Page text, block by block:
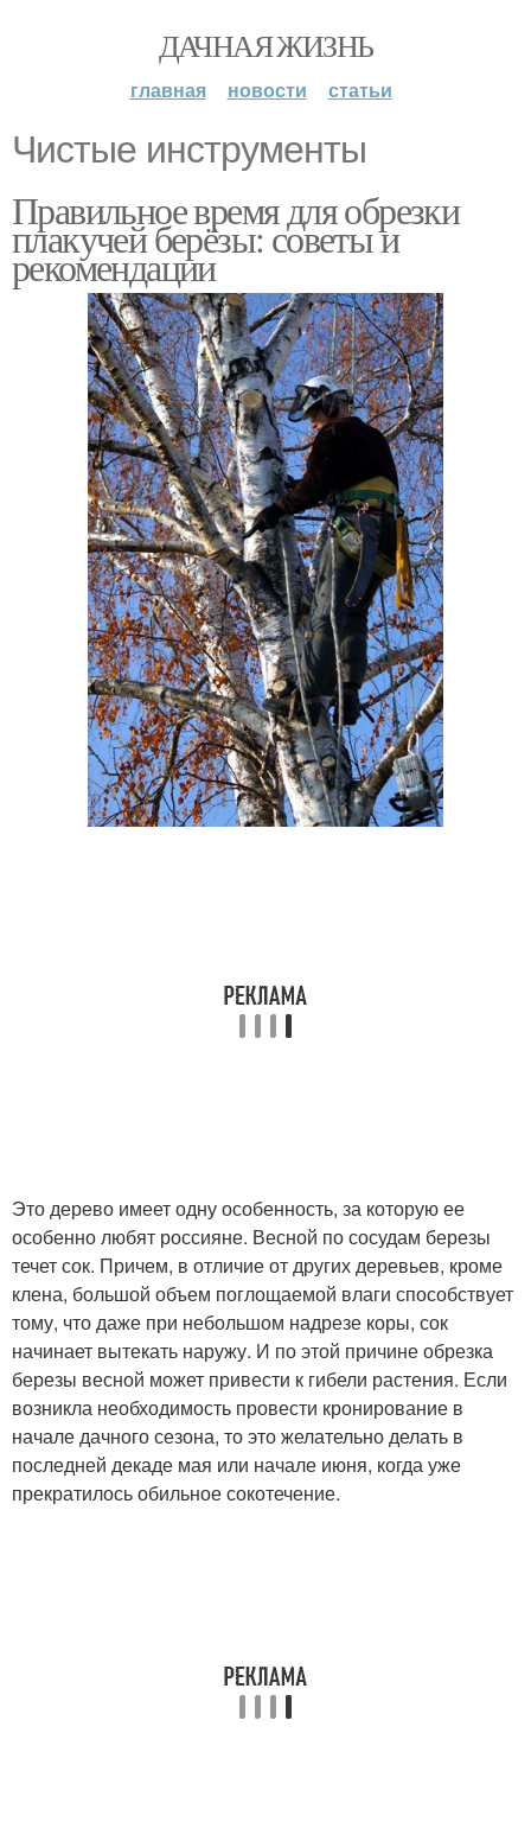
ДАЧНАЯ ЖИЗНЬ
главная новости статьи
Чистые инструменты
Правильное время для обрезки
плакучей берёзы: советы и
рекомендации
Это дерево имеет одну особенность, за которую ее
особенно любят россияне. Весной по сосудам березы
течет сок. Причем, в отличие от других деревьев, кроме
клена, большой объем поглощаемой влаги способствует
тому, что даже при небольшом надрезе коры, сок
начинает вытекать наружу. И по этой причине обрезка
березы весной может привести к гибели растения. Если
возникла необходимость провести кронирование в
начале дачного сезона, то это желательно делать в
последней декаде мая или начале июня, когда уже
прекратилось обильное сокотечение.